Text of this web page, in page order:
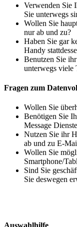
Verwenden Sie
Sie unterwegs
Wollen Sie
nur ab und zu?
Haben Sie gar
Handy
Benutzen Sie
unterwegs viele
Fragen zum
Wollen Sie
Benötigen Sie
Message
Nutzen Sie ihr
ab und zu E-
Wollen Sie
Smartphone/
Sind Sie
Sie deswegen
Auswahlhilfe